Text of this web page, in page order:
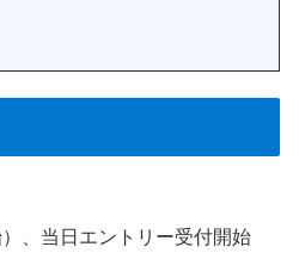
、当日エントリー受付開始